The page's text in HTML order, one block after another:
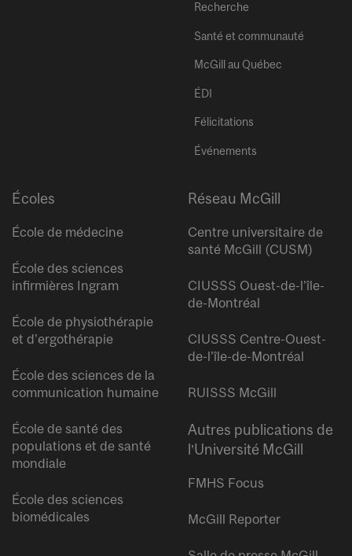
Recherche
Santé et communauté
McGill au Québec
ÉDI
Félicitations
Événements
Écoles
École de médecine
École des sciences
infirmières Ingram
École de physiothérapie
et d’ergothérapie
École des sciences de la
communication humaine
École de santé des
populations et de santé
mondiale
École des sciences
biomédicales
Réseau McGill
Centre universitaire de
santé McGill (CUSM)
CIUSSS Ouest-de-l’île-
de-Montréal
CIUSSS Centre-Ouest-
de-l’île-de-Montréal
RUISSS McGill
Autres publications de
l’Université McGill
FMHS Focus
McGill Reporter